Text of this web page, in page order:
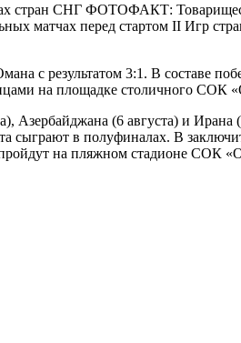
стран СНГ ФОТОФАКТ:
матчах перед стартом II Игр
с результатом 3:1. В составе
на площадке столичного СОК
(6 августа) и Ирана
сыграют в полуфиналах. В
пройдут на пляжном стадионе СОК